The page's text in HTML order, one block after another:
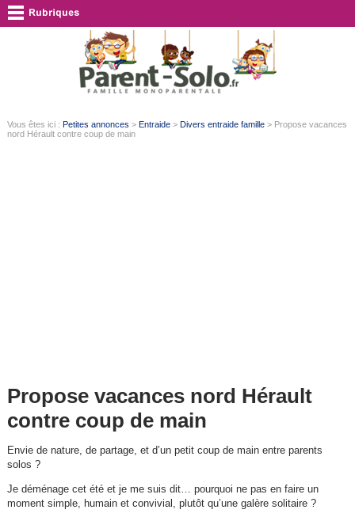
Vous êtes ici : Petites annonces > Entraide> Divers entraide famille> Propose vacances
nord Hérault contre coup de main
Propose vacances nord Hérault
contre coup de main
Envie de nature, de partage, et d’un petit coup de main entre parents
solos ?
Je déménage cet été et je me suis dit… pourquoi ne pas en faire un
moment simple, humain et convivial, plutôt qu’une galère solitaire ?